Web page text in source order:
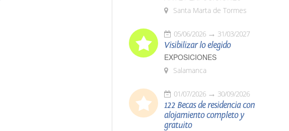
Santa Marta de Tormes
05/06/2026 31/03/2027
Visibilizar lo elegido
EXPOSICIONES
Salamanca
01/07/2026 30/09/2026
122 Becas de residencia con
alojamiento completo y
gratuito